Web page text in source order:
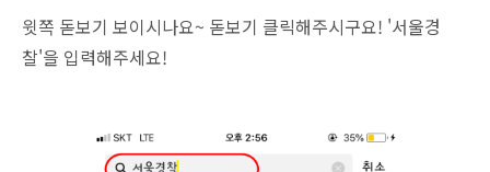
윗쪽 돋보기 보이시나요~ 돋보기 클릭해주시구요! '서울경
찰'을 입력해주세요!